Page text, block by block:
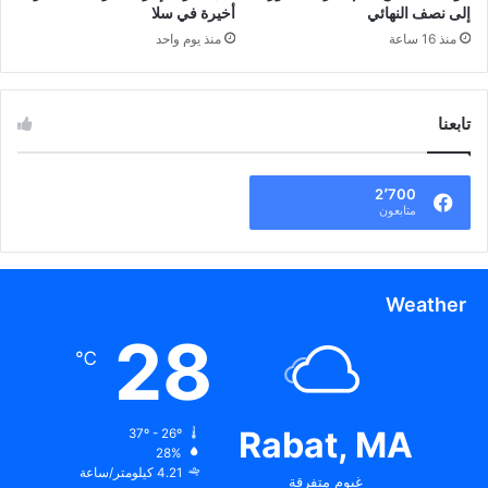
إلى نصف النهائي
منذ 16 ساعة
أخيرة في سلا
منذ يوم واحد
تابعنا
2٬700
متابعون
Weather
Rabat, MA
غيوم متفرقة
28
℃
28%
4.21 كيلومتر/ساعة